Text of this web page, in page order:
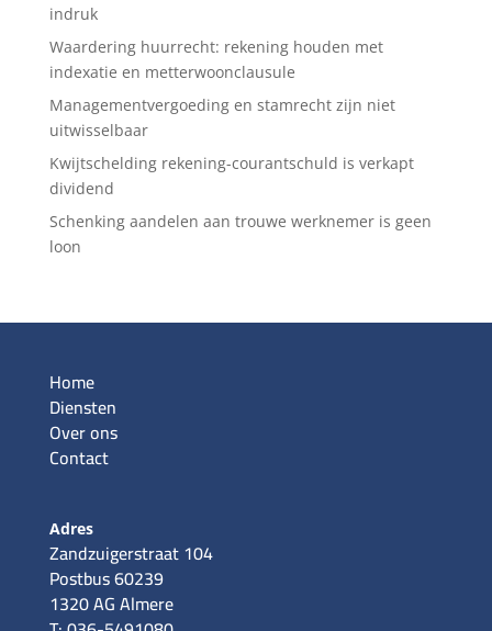
indruk
Waardering huurrecht: rekening houden met
indexatie en metterwoonclausule
Managementvergoeding en stamrecht zijn niet
uitwisselbaar
Kwijtschelding rekening-courantschuld is verkapt
dividend
Schenking aandelen aan trouwe werknemer is geen
loon
Home
Diensten
Over ons
Contact
Adres
Zandzuigerstraat 104
Postbus 60239
1320 AG Almere